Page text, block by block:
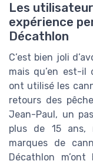
Les
expérience
Décathlon
C’est bien joli
mais qu’en est-il
ont utilisé les
retours des
Jean-Paul, un
plus de 15 ans,
marques de
Décathlon